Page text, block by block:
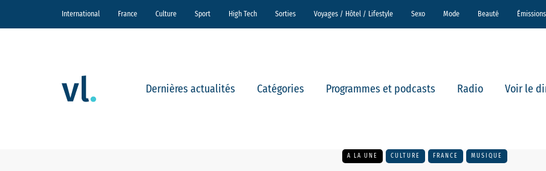
International France Culture Sport High Tech Sorties Voyages / Hôtel / Lifestyle Sexo Mode Beauté Émissions
Dernières actualités Catégories Programmes et podcasts Radio Voir le
A LA UNE CULTURE FRANCE MUSIQUE